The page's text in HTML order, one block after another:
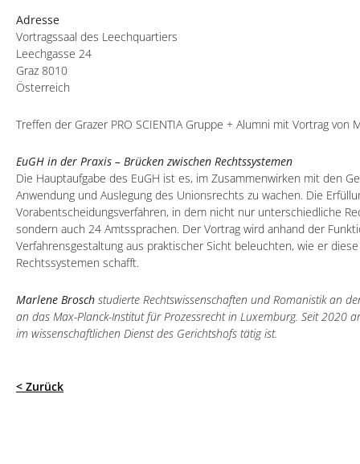
Adresse
Vortragssaal des Leechquartiers
Leechgasse 24
Graz 8010
Österreich
Treffen der Grazer PRO SCIENTIA Gruppe + Alumni mit Vortrag von
EuGH in der Praxis – Brücken zwischen Rechtssystemen
Die Hauptaufgabe des EuGH ist es, im Zusammenwirken mit den
Anwendung und Auslegung des Unionsrechts zu wachen. Die
Vorabentscheidungsverfahren, in dem nicht nur unterschiedliche
sondern auch 24 Amtssprachen. Der Vortrag wird anhand der
Verfahrensgestaltung aus praktischer Sicht beleuchten, wie er
Rechtssystemen schafft.
Marlene Brosch studierte Rechtswissenschaften und Romanistik an
an das Max-Planck-Institut für Prozessrecht in Luxemburg. Seit 2020
im wissenschaftlichen Dienst des Gerichtshofs tätig ist.
< Zurück